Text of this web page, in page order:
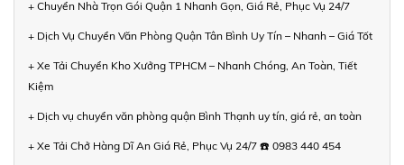
+ Chuyển Nhà Trọn Gói Quận 1 Nhanh Gọn, Giá Rẻ, Phục Vụ 24/7
+ Dịch Vụ Chuyển Văn Phòng Quận Tân Bình Uy Tín – Nhanh – Giá Tốt
+ Xe Tải Chuyển Kho Xưởng TPHCM – Nhanh Chóng, An Toàn, Tiết
Kiệm
+ Dịch vụ chuyển văn phòng quận Bình Thạnh uy tín, giá rẻ, an toàn
+ Xe Tải Chở Hàng Dĩ An Giá Rẻ, Phục Vụ 24/7 ☎️ 0983 440 454